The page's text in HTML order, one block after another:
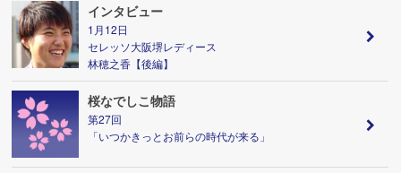
インタビュー
1月12日
セレッソ大阪堺レディース
林穂之香【後編】
桜なでしこ物語
第27回
「いつかきっとお前らの時代が来る」